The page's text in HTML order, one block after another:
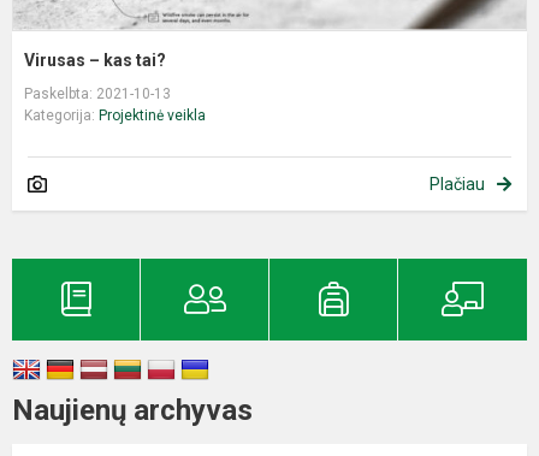
Virusas – kas tai?
Paskelbta: 2021-10-13
Kategorija: Projektinė veikla
Plačiau
Naujienų archyvas